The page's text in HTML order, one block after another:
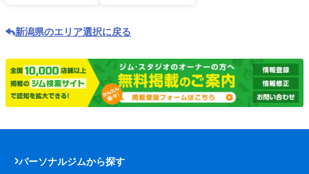
新潟県のエリア選択に戻る
パーソナルジムから探す